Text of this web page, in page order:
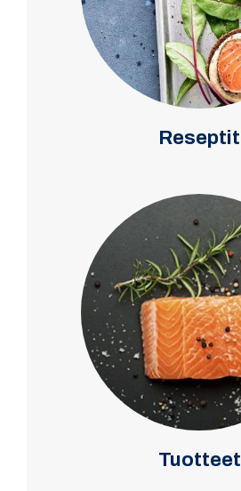
Reseptit
Tuotteet